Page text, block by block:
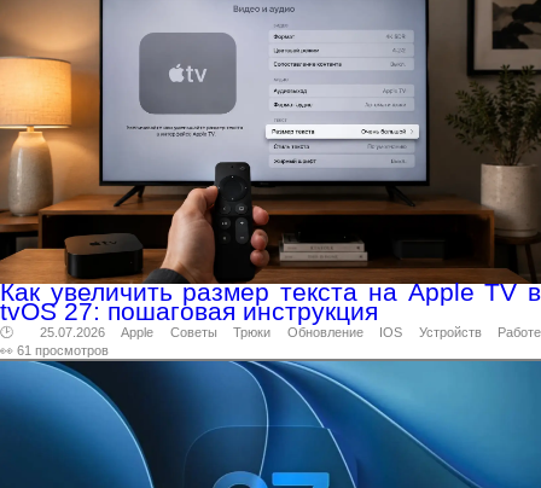
Как увеличить размер текста на Apple TV в
tvOS 27: пошаговая инструкция
🕑 25.07.2026 Apple Советы Трюки Обновление IOS Устройств
Работе
👀 61 просмотров